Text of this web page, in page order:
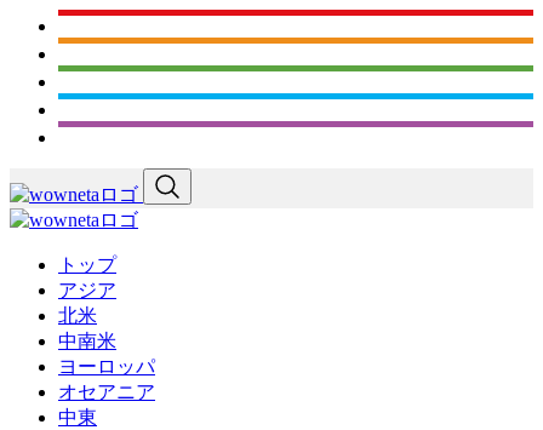
トップ
アジア
北米
中南米
ヨーロッパ
オセアニア
中東